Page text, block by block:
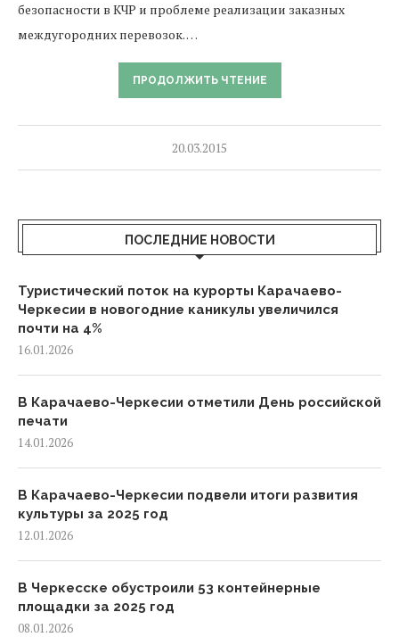
безопасности в КЧР и проблеме реализации заказных
междугородних перевозок. …
ПРОДОЛЖИТЬ ЧТЕНИЕ
20.03.2015
ПОСЛЕДНИЕ НОВОСТИ
Туристический поток на курорты Карачаево-
Черкесии в новогодние каникулы увеличился
почти на 4%
16.01.2026
В Карачаево-Черкесии отметили День российской
печати
14.01.2026
В Карачаево-Черкесии подвели итоги развития
культуры за 2025 год
12.01.2026
В Черкесске обустроили 53 контейнерные
площадки за 2025 год
08.01.2026